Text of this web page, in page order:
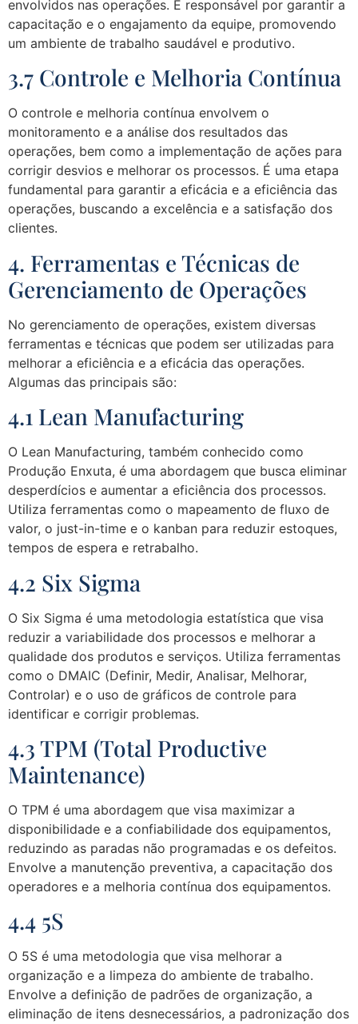
envolvidos nas operações. É responsável por garantir a
capacitação e o engajamento da equipe, promovendo
um ambiente de trabalho saudável e produtivo.
3.7 Controle e Melhoria Contínua
O controle e melhoria contínua envolvem o
monitoramento e a análise dos resultados das
operações, bem como a implementação de ações para
corrigir desvios e melhorar os processos. É uma etapa
fundamental para garantir a eficácia e a eficiência das
operações, buscando a excelência e a satisfação dos
clientes.
4. Ferramentas e Técnicas de
Gerenciamento de Operações
No gerenciamento de operações, existem diversas
ferramentas e técnicas que podem ser utilizadas para
melhorar a eficiência e a eficácia das operações.
Algumas das principais são:
4.1 Lean Manufacturing
O Lean Manufacturing, também conhecido como
Produção Enxuta, é uma abordagem que busca eliminar
desperdícios e aumentar a eficiência dos processos.
Utiliza ferramentas como o mapeamento de fluxo de
valor, o just-in-time e o kanban para reduzir estoques,
tempos de espera e retrabalho.
4.2 Six Sigma
O Six Sigma é uma metodologia estatística que visa
reduzir a variabilidade dos processos e melhorar a
qualidade dos produtos e serviços. Utiliza ferramentas
como o DMAIC (Definir, Medir, Analisar, Melhorar,
Controlar) e o uso de gráficos de controle para
identificar e corrigir problemas.
4.3 TPM (Total Productive
Maintenance)
O TPM é uma abordagem que visa maximizar a
disponibilidade e a confiabilidade dos equipamentos,
reduzindo as paradas não programadas e os defeitos.
Envolve a manutenção preventiva, a capacitação dos
operadores e a melhoria contínua dos equipamentos.
4.4 5S
O 5S é uma metodologia que visa melhorar a
organização e a limpeza do ambiente de trabalho.
Envolve a definição de padrões de organização, a
eliminação de itens desnecessários, a padronização dos